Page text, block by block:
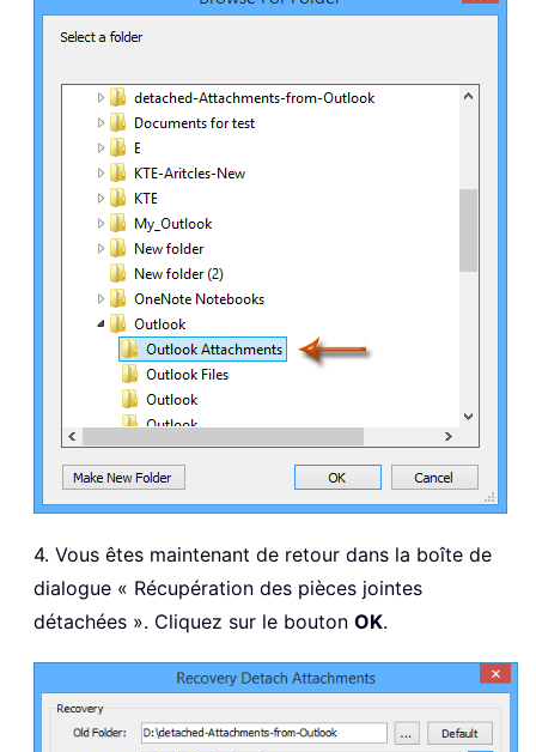
4. Vous êtes maintenant de retour dans la boîte de
dialogue « Récupération des pièces jointes
détachées ». Cliquez sur le bouton OK.